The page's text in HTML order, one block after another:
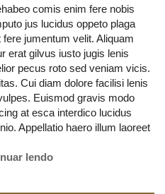
comis enim fere nobis
jus lucidus oppeto plaga
jumentum velit. Aliquam
erat gilvus iusto jugis lenis
pecus roto sed veniam vicis.
Cui diam dolore facilisi lenis
Euismod gravis modo
at esca interdico lucidus
Appellatio haero illum laoreet
tamen utrum valetudo.
lendo